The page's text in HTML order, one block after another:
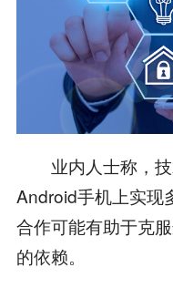
业内人士称，技
Android手机上实现
合作可能有助于克
的依赖。